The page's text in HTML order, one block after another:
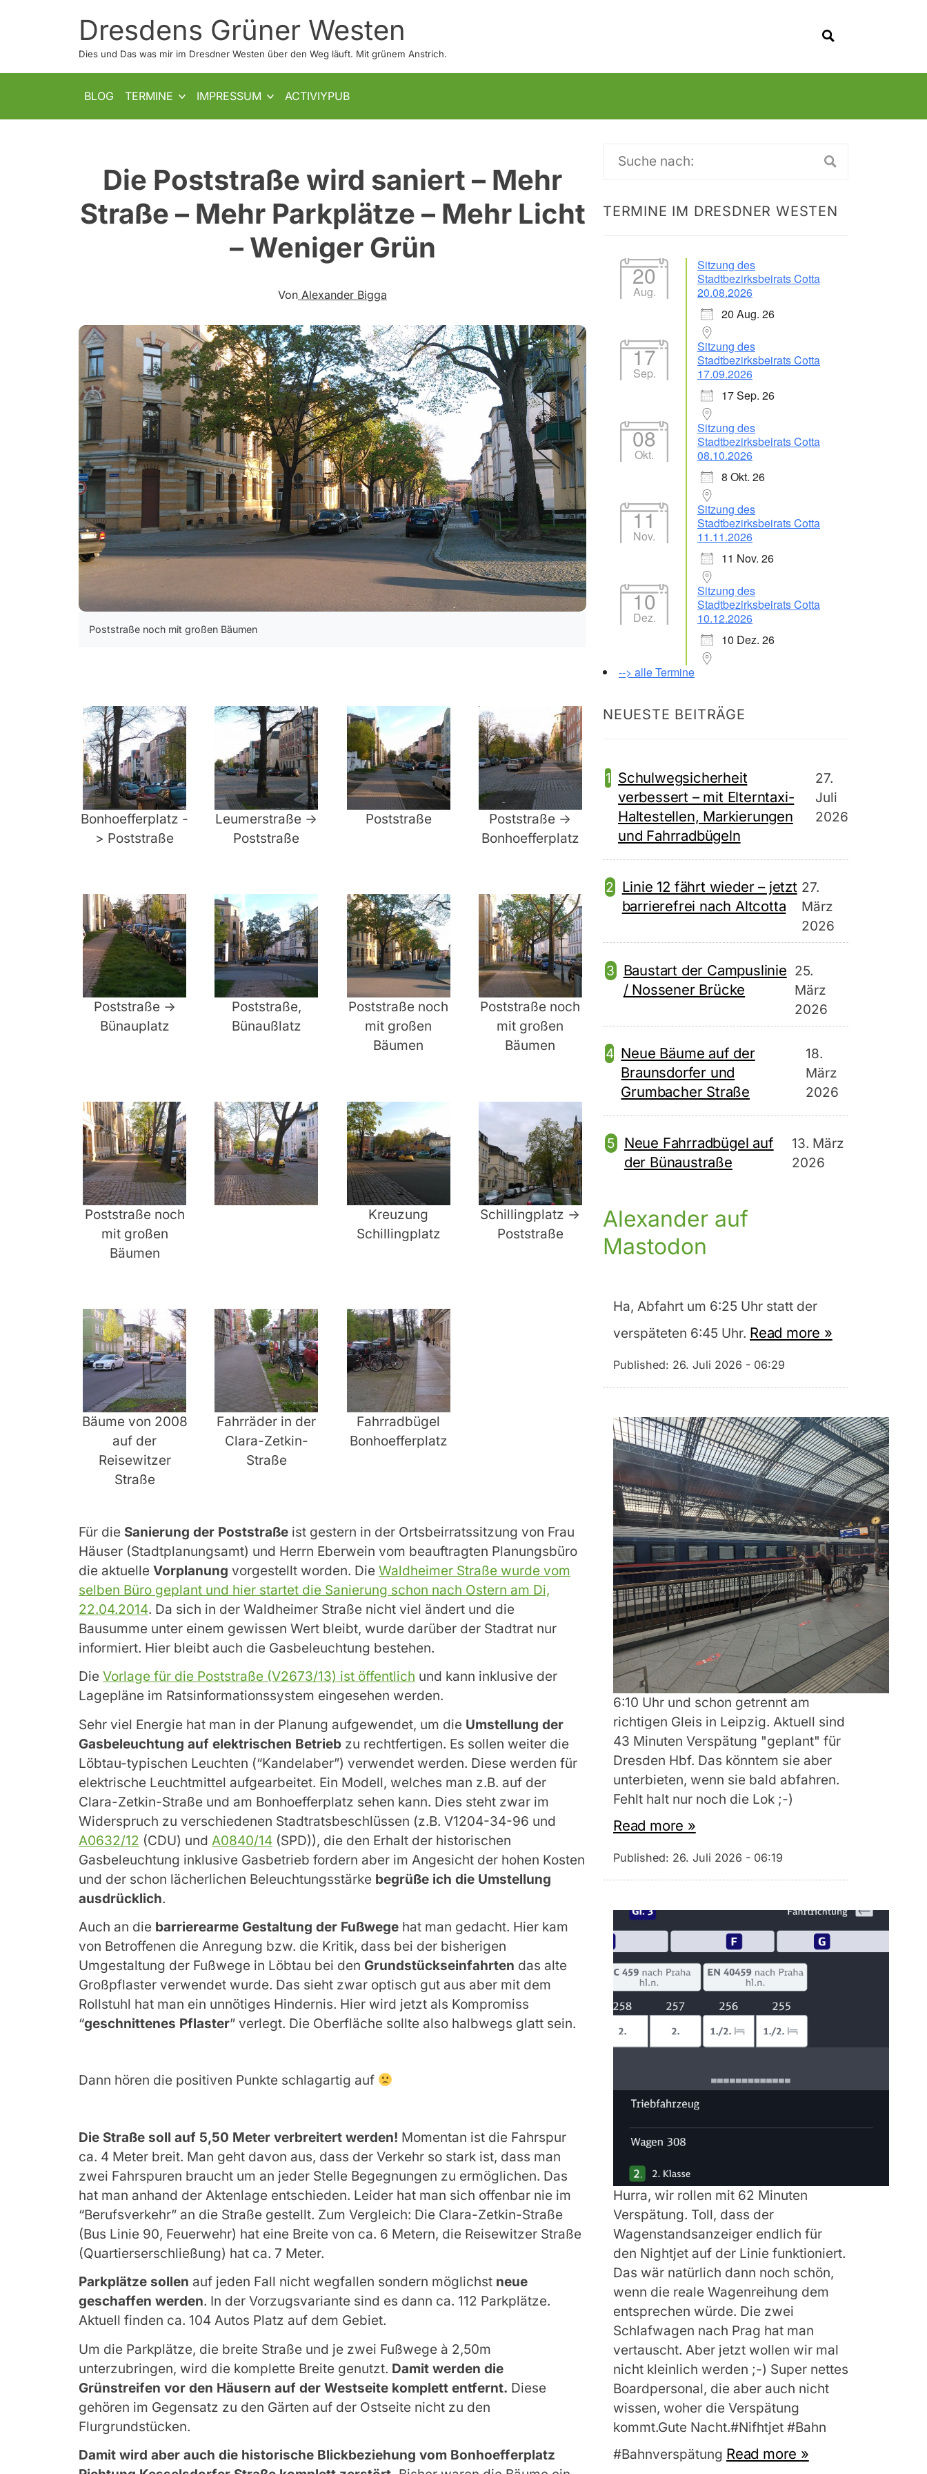
Dresdens Grüner Westen
Dies und Das was mir im Dresdner Westen über den Weg läuft. Mit grünem Anstrich.
SUCHEN
BLOG TERMINE SHOW SUB MENU
IMPRESSUM SHOW SUB MENU
ACTIVIYPUB
Die Poststraße wird saniert – Mehr
Straße – Mehr Parkplätze – Mehr Licht
– Weniger Grün
Von Alexander Bigga
Poststraße noch mit großen Bäumen
Bonhoefferplatz -
> Poststraße
Leumerstraße ->
Poststraße
Poststraße
Poststraße ->
Bonhoefferplatz
Poststraße ->
Bünauplatz
Poststraße,
Bünaußlatz
Poststraße noch
mit großen
Bäumen
Poststraße noch
mit großen
Bäumen
Poststraße noch
mit großen
Bäumen
Kreuzung
Schillingplatz
Schillingplatz ->
Poststraße
Bäume von 2008
auf der
Reisewitzer
Straße
Fahrräder in der
Clara-Zetkin-
Straße
Fahrradbügel
Bonhoefferplatz
Für die Sanierung der Poststraße ist gestern in der Ortsbeirratssitzung von Frau
Häuser (Stadtplanungsamt) und Herrn Eberwein vom beauftragten Planungsbüro
die aktuelle Vorplanung vorgestellt worden. Die Waldheimer Straße wurde vom
selben Büro geplant und hier startet die Sanierung schon nach Ostern am Di,
22.04.2014. Da sich in der Waldheimer Straße nicht viel ändert und die
Bausumme unter einem gewissen Wert bleibt, wurde darüber der Stadtrat nur
informiert. Hier bleibt auch die Gasbeleuchtung bestehen.
Die Vorlage für die Poststraße (V2673/13) ist öffentlich und kann inklusive der
Lagepläne im Ratsinformationssystem eingesehen werden.
Sehr viel Energie hat man in der Planung aufgewendet, um die Umstellung der
Gasbeleuchtung auf elektrischen Betrieb zu rechtfertigen. Es sollen weiter die
Löbtau-typischen Leuchten (“Kandelaber”) verwendet werden. Diese werden für
elektrische Leuchtmittel aufgearbeitet. Ein Modell, welches man z.B. auf der
Clara-Zetkin-Straße und am Bonhoefferplatz sehen kann. Dies steht zwar im
Widerspruch zu verschiedenen Stadtratsbeschlüssen (z.B. V1204-34-96 und
A0632/12 (CDU) und A0840/14 (SPD)), die den Erhalt der historischen
Gasbeleuchtung inklusive Gasbetrieb fordern aber im Angesicht der hohen Kosten
und der schon lächerlichen Beleuchtungsstärke begrüße ich die Umstellung
ausdrücklich.
Auch an die barrierearme Gestaltung der Fußwege hat man gedacht. Hier kam
von Betroffenen die Anregung bzw. die Kritik, dass bei der bisherigen
Umgestaltung der Fußwege in Löbtau bei den Grundstückseinfahrten das alte
Großpflaster verwendet wurde. Das sieht zwar optisch gut aus aber mit dem
Rollstuhl hat man ein unnötiges Hindernis. Hier wird jetzt als Kompromiss
“geschnittenes Pflaster” verlegt. Die Oberfläche sollte also halbwegs glatt sein.
Dann hören die positiven Punkte schlagartig auf
Die Straße soll auf 5,50 Meter verbreitert werden! Momentan ist die Fahrspur
ca. 4 Meter breit. Man geht davon aus, dass der Verkehr so stark ist, dass man
zwei Fahrspuren braucht um an jeder Stelle Begegnungen zu ermöglichen. Das
hat man anhand der Aktenlage entschieden. Leider hat man sich offenbar nie im
“Berufsverkehr” an die Straße gestellt. Zum Vergleich: Die Clara-Zetkin-Straße
(Bus Linie 90, Feuerwehr) hat eine Breite von ca. 6 Metern, die Reisewitzer Straße
(Quartierserschließung) hat ca. 7 Meter.
Parkplätze sollen auf jeden Fall nicht wegfallen sondern möglichst neue
geschaffen werden. In der Vorzugsvariante sind es dann ca. 112 Parkplätze.
Aktuell finden ca. 104 Autos Platz auf dem Gebiet.
Um die Parkplätze, die breite Straße und je zwei Fußwege à 2,50m
unterzubringen, wird die komplette Breite genutzt. Damit werden die
Grünstreifen vor den Häusern auf der Westseite komplett entfernt. Diese
gehören im Gegensatz zu den Gärten auf der Ostseite nicht zu den
Flurgrundstücken.
Damit wird aber auch die historische Blickbeziehung vom Bonhoefferplatz
Suche
TERMINE IM DRESDNER WESTEN
20
Aug.
Sitzung des
Stadtbezirksbeirats Cotta
20.08.2026
20 Aug. 26
17
Sep.
Sitzung des
Stadtbezirksbeirats Cotta
17.09.2026
17 Sep. 26
08
Okt.
Sitzung des
Stadtbezirksbeirats Cotta
08.10.2026
8 Okt. 26
11
Nov.
Sitzung des
Stadtbezirksbeirats Cotta
11.11.2026
11 Nov. 26
10
Dez.
Sitzung des
Stadtbezirksbeirats Cotta
10.12.2026
10 Dez. 26
--> alle Termine
NEUESTE BEITRÄGE
Schulwegsicherheit
verbessert – mit Elterntaxi-
Haltestellen, Markierungen
und Fahrradbügeln
27.
Juli
2026
Linie 12 fährt wieder – jetzt
barrierefrei nach Altcotta
27.
März
2026
Baustart der Campuslinie
/ Nossener Brücke
25.
März
2026
Neue Bäume auf der
Braunsdorfer und
Grumbacher Straße
18.
März
2026
Neue Fahrradbügel auf
der Bünaustraße
13. März
2026
Alexander auf
Mastodon
Ha, Abfahrt um 6:25 Uhr statt der
verspäteten 6:45 Uhr. Read more »
Published: 26. Juli 2026 - 06:29
6:10 Uhr und schon getrennt am
richtigen Gleis in Leipzig. Aktuell sind
43 Minuten Verspätung "geplant" für
Dresden Hbf. Das könntem sie aber
unterbieten, wenn sie bald abfahren.
Fehlt halt nur noch die Lok ;-)
Read more »
Published: 26. Juli 2026 - 06:19
Hurra, wir rollen mit 62 Minuten
Verspätung. Toll, dass der
Wagenstandsanzeiger endlich für
den Nightjet auf der Linie funktioniert.
Das wär natürlich dann noch schön,
wenn die reale Wagenreihung dem
entsprechen würde. Die zwei
Schlafwagen nach Prag hat man
vertauscht. Aber jetzt wollen wir mal
nicht kleinlich werden ;-) Super nettes
Boardpersonal, die aber auch nicht
wissen, woher die Verspätung
kommt.Gute Nacht.#Nifhtjet #Bahn
#Bahnverspätung Read more »